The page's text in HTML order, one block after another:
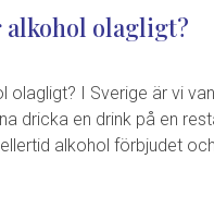
alkohol olagligt?
olagligt? I Sverige är vi
dricka en drink på en
alkohol förbjudet